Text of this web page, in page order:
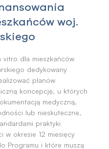
woj.
vitro dla mieszkańców
dedykowany
planów
koncepcję, u których
medyczną,
lub nieskuteczne,
praktyki
w okresie 12 miesięcy
Programu i które muszą